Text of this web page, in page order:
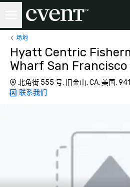
场地
Hyatt Centric
Wharf San
Renovated
北角街 555 号, 旧金山, CA, 美国,
联系我们